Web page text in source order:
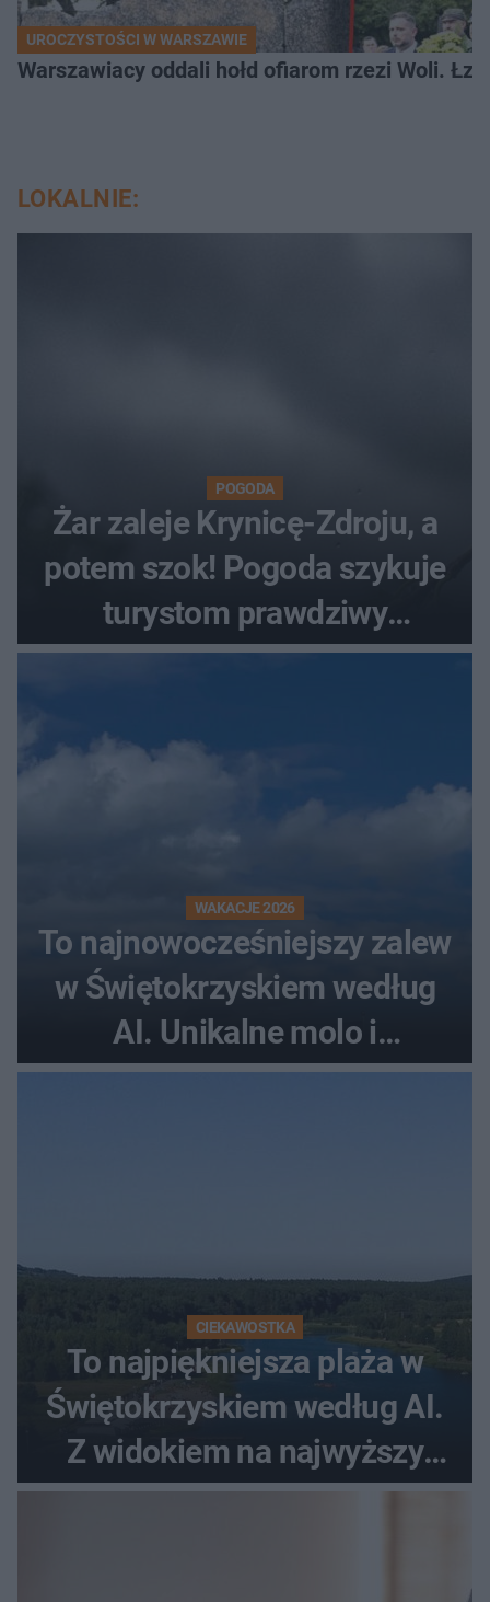
UROCZYSTOŚCI W WARSZAWIE
Warszawiacy oddali hołd ofiarom rzezi Woli.
LOKALNIE:
POGODA
Żar zaleje Krynicę-Zdroju, a
potem szok! Pogoda szykuje
turystom prawdziwy
rollercoaster
WAKACJE 2026
To najnowocześniejszy zalew
w Świętokrzyskiem według
AI. Unikalne molo i
promenada
CIEKAWOSTKA
To najpiękniejsza plaża w
Świętokrzyskiem według AI.
Z widokiem na najwyższy
szczyt Gór Świętokrzyskich